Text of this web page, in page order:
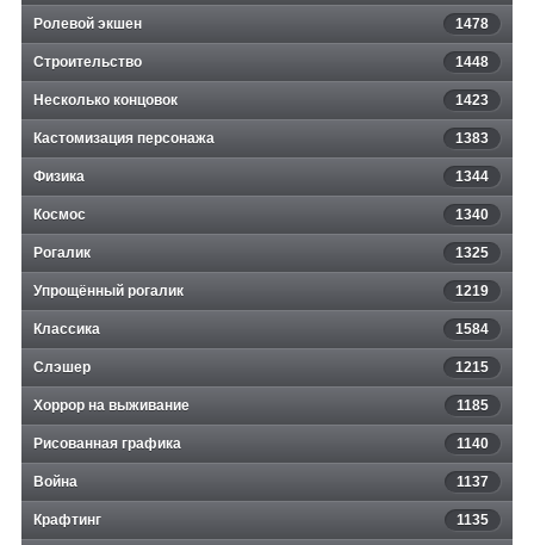
Ролевой экшен 1478
Строительство 1448
Несколько концовок 1423
Кастомизация персонажа 1383
Физика 1344
Космос 1340
Рогалик 1325
Упрощённый рогалик 1219
Классика 1584
Слэшер 1215
Хоррор на выживание 1185
Рисованная графика 1140
Война 1137
Крафтинг 1135